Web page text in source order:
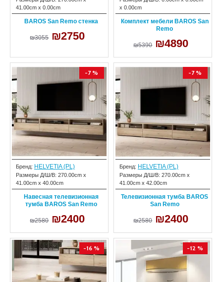
41.00cm x 0.00cm
BAROS San Remo стенка
₪3055 ₪2750
x 0.00cm
Комплект мебели BAROS San
Remo
₪5390 ₪4890
-7 %
Бренд: HELVETIA (PL)
Размеры Д/Ш/В: 270.00cm x
41.00cm x 40.00cm
Навесная телевизионная
тумба BAROS San Remo
₪2580 ₪2400
-7 %
Бренд: HELVETIA (PL)
Размеры Д/Ш/В: 270.00cm x
41.00cm x 42.00cm
Телевизионная тумба BAROS
San Remo
₪2580 ₪2400
-16 % -12 %